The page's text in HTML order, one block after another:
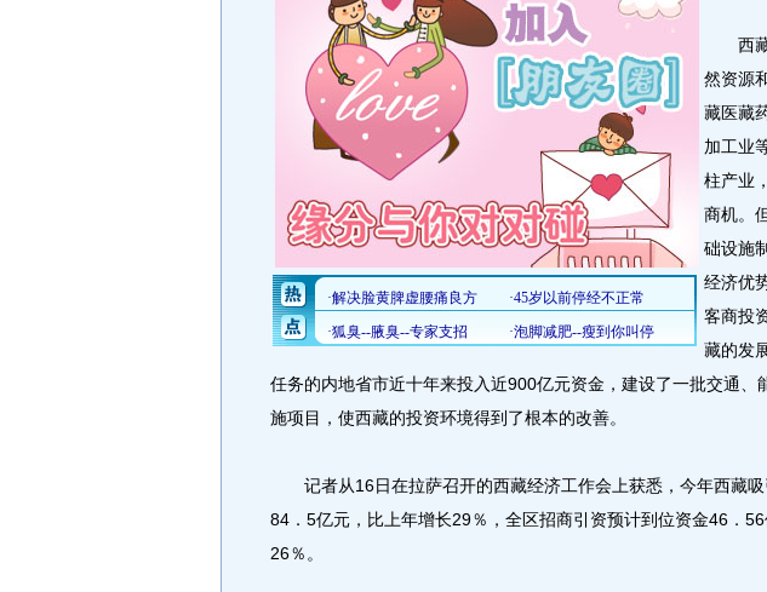
西藏
然资源
藏医藏
加工业
柱产业
商机。
础设施
经济优
客商投
藏的发
任务的内地省市近十年来投入近900亿元资金，建设了一批交通、
施项目，使西藏的投资环境得到了根本的改善。
记者从16日在拉萨召开的西藏经济工作会上获悉，今年西藏吸
84．5亿元，比上年增长29％，全区招商引资预计到位资金46．
26％。